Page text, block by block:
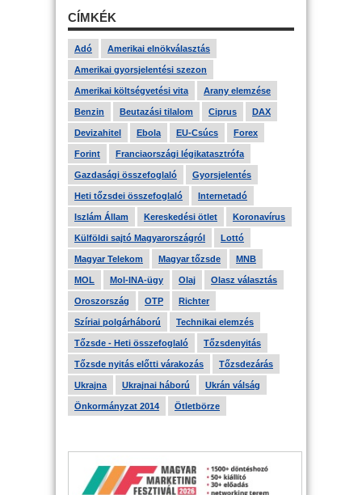
CÍMKÉK
Adó Amerikai elnökválasztás
Amerikai gyorsjelentési szezon
Amerikai költségvetési vita Arany elemzése
Benzin Beutazási tilalom Ciprus DAX
Devizahitel Ebola EU-Csúcs Forex
Forint Franciaországi légikatasztrófa
Gazdasági összefoglaló Gyorsjelentés
Heti tőzsdei összefoglaló Internetadó
Iszlám Állam Kereskedési ötlet Koronavírus
Külföldi sajtó Magyarországról Lottó
Magyar Telekom Magyar tőzsde MNB
MOL Mol-INA-ügy Olaj Olasz választás
Oroszország OTP Richter
Szíriai polgárháború Technikai elemzés
Tőzsde - Heti összefoglaló Tőzsdenyitás
Tőzsde nyitás előtti várakozás Tőzsdezárás
Ukrajna Ukrajnai háború Ukrán válság
Önkormányzat 2014 Ötletbörze